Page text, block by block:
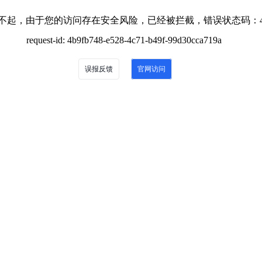
起，由于您的访问存在安全风险，已经被拦截，错误状态码：
request-id: 4b9fb748-e528-4c71-b49f-99d30cca719a
误报反馈 官网访问